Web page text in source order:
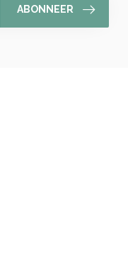
ABONNEER